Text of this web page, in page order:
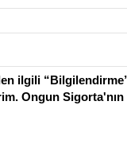
ilgili
Ongun